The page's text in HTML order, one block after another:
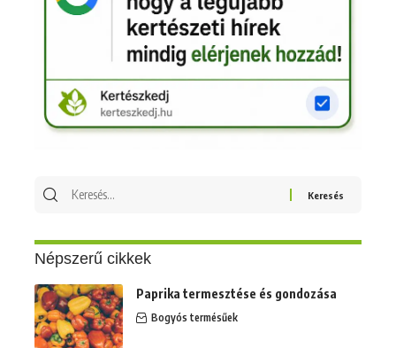
Keresés
Népszerű cikkek
Paprika termesztése és gondozása
Bogyós termésűek